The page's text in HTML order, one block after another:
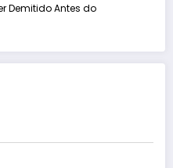
Demitido Antes do